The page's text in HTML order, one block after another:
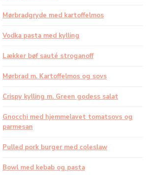
Mørbradgryde med kartoffelmos
Vodka pasta med kylling
Lækker bøf sauté stroganoff
Mørbrad m. Kartoffelmos og sovs
Crispy kylling m. Green godess salat
Gnocchi med hjemmelavet tomatsovs og
parmesan
Pulled pork burger med coleslaw
Bowl med kebab og pasta